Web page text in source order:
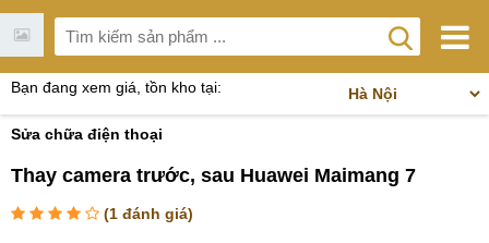
Bạn đang xem giá, tồn kho tại:
Sửa chữa điện thoại
Thay camera trước, sau Huawei Maimang 7
(1 đánh giá)